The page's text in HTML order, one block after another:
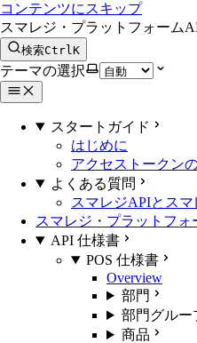
コンテンツにスキップ
スマレジ・プラットフォーム
検索CtrlK
テーマの選択
スタートガイド
はじめに
アクセストークン
よくある質問
スマレジAPIとス
スマレジ・プラットフォ
API 仕様書
POS 仕様書
Overview
部門
部門グルー
商品